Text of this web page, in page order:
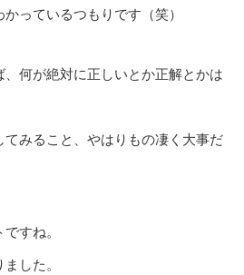
っているつもりです（笑）
何が絶対に正しいとか正解とかは
みること、やはりもの凄く大事だ
すね。
した。